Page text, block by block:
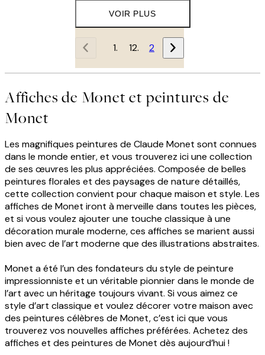
VOIR PLUS
1 2
Affiches de Monet et peintures de
Monet
Les magnifiques peintures de Claude Monet sont connues
dans le monde entier, et vous trouverez ici une collection
de ses œuvres les plus appréciées. Composée de belles
peintures florales et des paysages de nature détaillés,
cette collection convient pour chaque maison et style. Les
affiches de Monet iront à merveille dans toutes les pièces,
et si vous voulez ajouter une touche classique à une
décoration murale moderne, ces affiches se marient aussi
bien avec de l’art moderne que des illustrations abstraites.
Monet a été l’un des fondateurs du style de peinture
impressionniste et un véritable pionnier dans le monde de
l’art avec un héritage toujours vivant. Si vous aimez ce
style d’art classique et voulez décorer votre maison avec
des peintures célèbres de Monet, c’est ici que vous
trouverez vos nouvelles affiches préférées. Achetez des
affiches et des peintures de Monet dès aujourd’hui !